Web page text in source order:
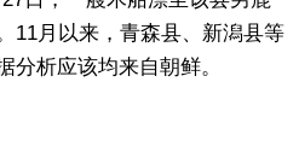
11月以来，青森县、新潟县等
分析应该均来自朝鲜。